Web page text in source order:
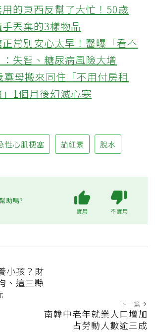
的東西反幫了大忙！50歲
丟棄的3樣物品
常別安心太早！醫曝「看不
失智、糖尿病風險大增
母搬來同住「不用付房租
1個月後幻滅心寒
性心肌梗塞 茄紅素 脫水
助嗎?
實用 不實用
小孩？財
、這三縣
下一篇
南韓中老年就業人口增加
占勞動人數逾三成